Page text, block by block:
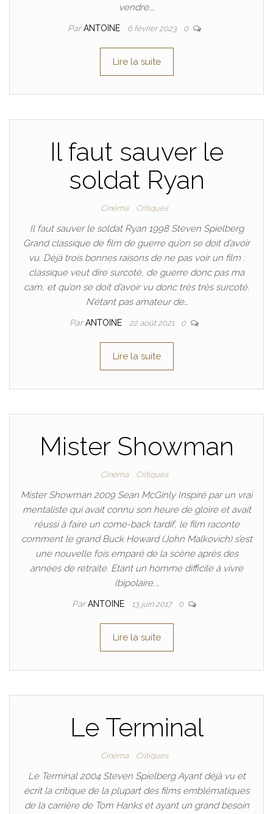
vendre.…
ParANTOINE 6 février 2023 0
Lire la suite
Il faut sauver le
soldat Ryan
Cinéma Critiques
Il faut sauver le soldat Ryan 1998 Steven Spielberg
Grand classique de film de guerre qu’on se doit d’avoir
vu. Déjà trois bonnes raisons de ne pas voir un film :
classique veut dire surcoté, de guerre donc pas ma
cam, et qu’on se doit d’avoir vu donc très très surcoté.
N’étant pas amateur de…
ParANTOINE 22 août 2021 0
Lire la suite
Mister Showman
Cinéma Critiques
Mister Showman 2009 Sean McGinly Inspiré par un vrai
mentaliste qui avait connu son heure de gloire et avait
réussi à faire un come-back tardif, le film raconte
comment le grand Buck Howard (John Malkovich) s’est
une nouvelle fois emparé de la scène après des
années de retraite. Etant un homme difficile à vivre
(bipolaire,…
ParANTOINE 13 juin 2017 0
Lire la suite
Le Terminal
Cinéma Critiques
Le Terminal 2004 Steven Spielberg Ayant déjà vu et
écrit la critique de la plupart des films emblématiques
de la carrière de Tom Hanks et ayant un grand besoin